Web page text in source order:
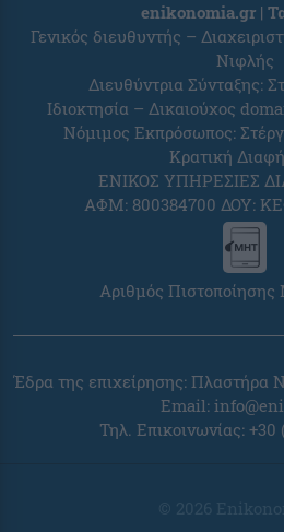
enikonomia.gr |
Γενικός διευθυντής –
Νιφλής
Διευθύντρια Σύνταξης:
Ιδιοκτησία – Δικαιούχος
Νόμιμος Εκπρόσωπος:
Κρατική
ΕΝΙΚΟΣ ΥΠΗΡΕΣΙΕΣ
ΑΦΜ: 800384700 ΔΟΥ:
Αριθμός
Έδρα της επιχείρησης: Πλαστήρα
Email:
Τηλ. Επικοινωνίας: +30